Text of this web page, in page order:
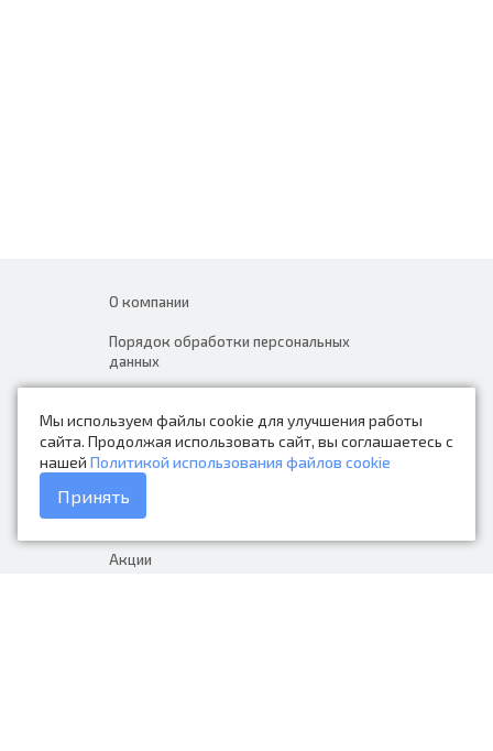
Мы используем файлы cookie для улучшения работы
сайта. Продолжая использовать сайт, вы соглашаетесь с
нашей Политикой использования файлов cookie
Принять
О компании
Порядок обработки персональных
данных
Контакты
Каталог товаров
Доставка и оплата
Акции